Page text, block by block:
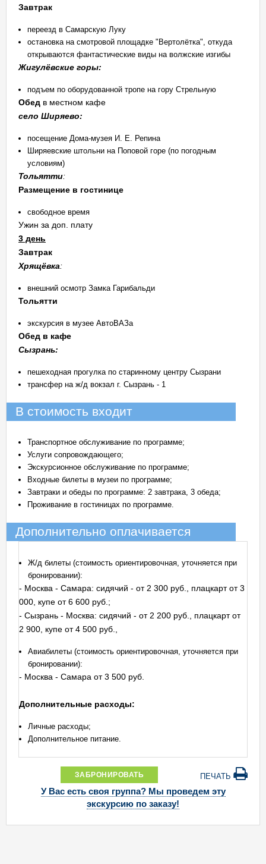
Завтрак
переезд в Самарскую Луку
остановка на смотровой площадке "Вертолётка", откуда
открываются фантастические виды на волжские изгибы
Жигулёвские горы:
подъем по оборудованной тропе на гору Стрельную
Обед в местном кафе
село Ширяево:
посещение Дома-музея И. Е. Репина
Ширяевские штольни на Поповой горе (по погодным
условиям)
Тольятти:
Размещение в гостинице
свободное время
Ужин за доп. плату
3 день
Завтрак
Хрящёвка:
внешний осмотр Замка Гарибальди
Тольятти
экскурсия в музее АвтоВАЗа
Обед в кафе
Сызрань:
пешеходная прогулка по старинному центру Сызрани
трансфер на ж/д вокзал г. Сызрань - 1
В стоимость входит
Транспортное обслуживание по программе;
Услуги сопровождающего;
Экскурсионное обслуживание по программе;
Входные билеты в музеи по программе;
Завтраки и обеды по программе: 2 завтрака, 3 обеда;
Проживание в гостиницах по программе.
Дополнительно оплачивается
Ж/д билеты (стоимость ориентировочная, уточняется при
бронировании):
- Москва - Самара: сидячий - от 2 300 руб., плацкарт от 3
000, купе от 6 600 руб.;
- Сызрань - Москва: сидячий - от 2 200 руб., плацкарт от
2 900, купе от 4 500 руб.,
Авиабилеты (стоимость ориентировочная, уточняется при
бронировании):
- Москва - Самара от 3 500 руб.
Дополнительные расходы:
Личные расходы;
Дополнительное питание.
ЗАБРОНИРОВАТЬ ПЕЧАТЬ
У Вас есть своя группа? Мы проведем эту
экскурсию по заказу!